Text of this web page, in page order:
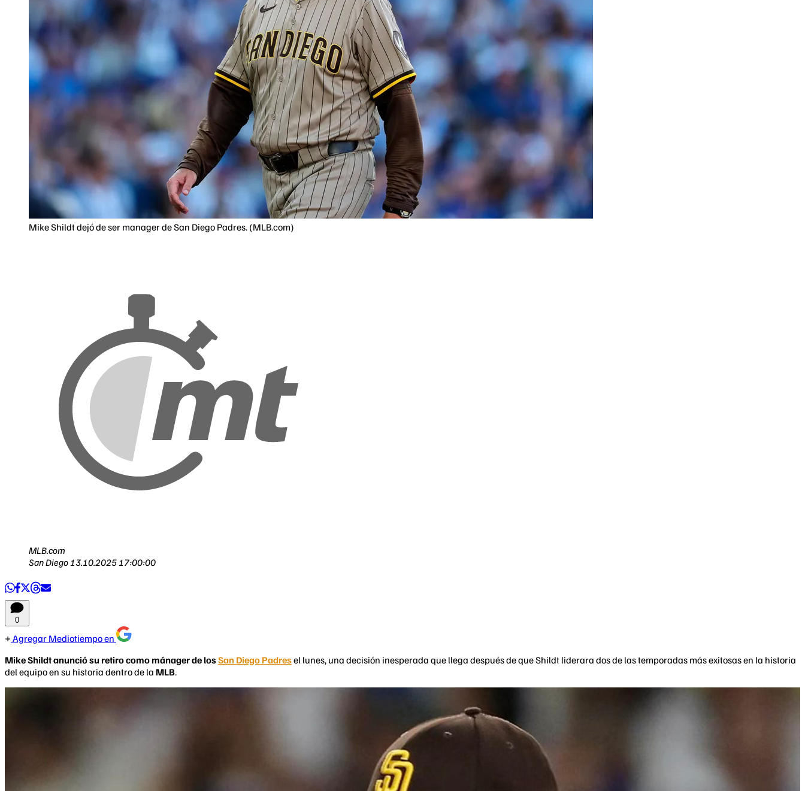
Mike Shildt dejó de ser manager de San Diego Padres. (MLB.com)
MLB.com
San Diego 13.10.2025 17:00:00
0
Agregar Mediotiempo en
Mike Shildt anunció su retiro como mánager de losSan Diego Padresel lunes, una decisión inesperada que llega después de que Shildt liderara dos de las temporadas más exitosas en la historia
del equipo en su historia dentro de la MLB.